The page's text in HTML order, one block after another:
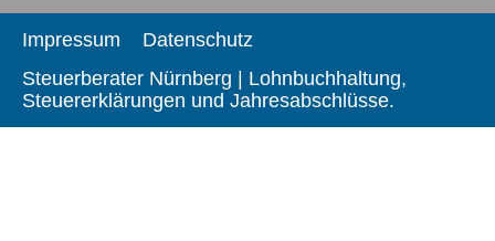
Impressum
Datenschutz
Steuerberater Nürnberg | Lohnbuchhaltung,
Steuererklärungen und Jahresabschlüsse.